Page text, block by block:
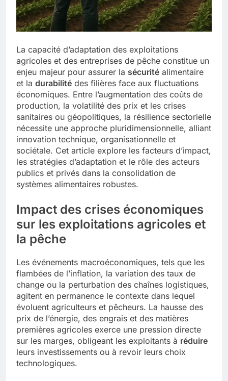
La capacité d’adaptation des exploitations
agricoles et des entreprises de pêche constitue un
enjeu majeur pour assurer la sécurité alimentaire
et la durabilité des filières face aux fluctuations
économiques. Entre l’augmentation des coûts de
production, la volatilité des prix et les crises
sanitaires ou géopolitiques, la résilience sectorielle
nécessite une approche pluridimensionnelle, alliant
innovation technique, organisationnelle et
sociétale. Cet article explore les facteurs d’impact,
les stratégies d’adaptation et le rôle des acteurs
publics et privés dans la consolidation de
systèmes alimentaires robustes.
Impact des crises économiques
sur les exploitations agricoles et
la pêche
Les événements macroéconomiques, tels que les
flambées de l’inflation, la variation des taux de
change ou la perturbation des chaînes logistiques,
agitent en permanence le contexte dans lequel
évoluent agriculteurs et pêcheurs. La hausse des
prix de l’énergie, des engrais et des matières
premières agricoles exerce une pression directe
sur les marges, obligeant les exploitants à réduire
leurs investissements ou à revoir leurs choix
technologiques.